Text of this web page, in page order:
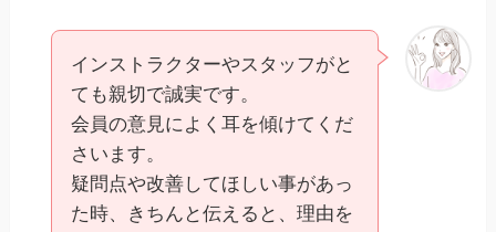
インストラクターやスタッフがと
ても親切で誠実です。
会員の意見によく耳を傾けてくだ
さいます。
疑問点や改善してほしい事があっ
た時、きちんと伝えると、理由を